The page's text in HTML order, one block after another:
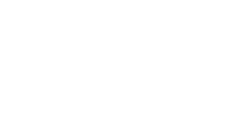
dapati aku Insya
adalah antaraku
bersama); yang
yang aku tunaikan,